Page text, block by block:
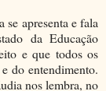
apresenta e fala
da Educação
e que todos os
do entendimento.
nos lembra, no